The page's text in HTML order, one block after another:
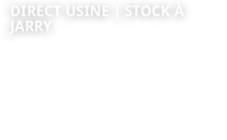
DIRECT USINE | STOCK À
JARRY